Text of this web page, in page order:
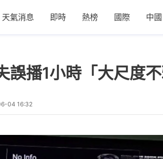
天氣消息 即時 熱榜 國際 中國
誤播1小時「大尺度
04 16:32